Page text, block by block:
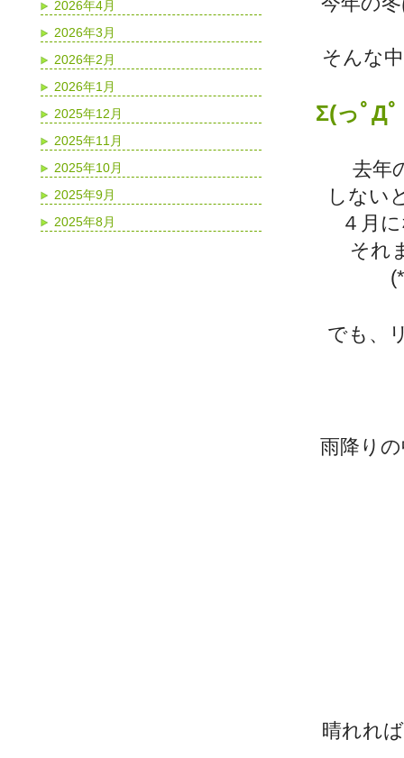
そんな
Σ(っﾟД
去年
しない
４月
それ
でも、
雨降り
晴れれ
2026年4月
2026年3月
2026年2月
2026年1月
2025年12月
2025年11月
2025年10月
2025年9月
2025年8月